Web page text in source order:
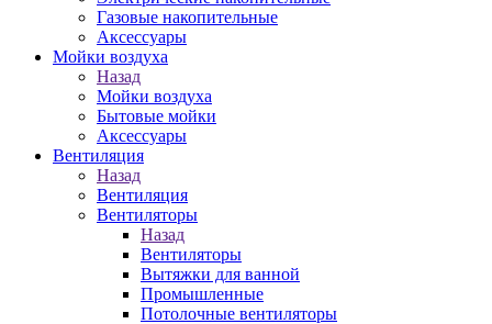
Газовые накопительные
Аксессуары
Мойки воздуха
Назад
Мойки воздуха
Бытовые мойки
Аксессуары
Вентиляция
Назад
Вентиляция
Вентиляторы
Назад
Вентиляторы
Вытяжки для ванной
Промышленные
Потолочные вентиляторы